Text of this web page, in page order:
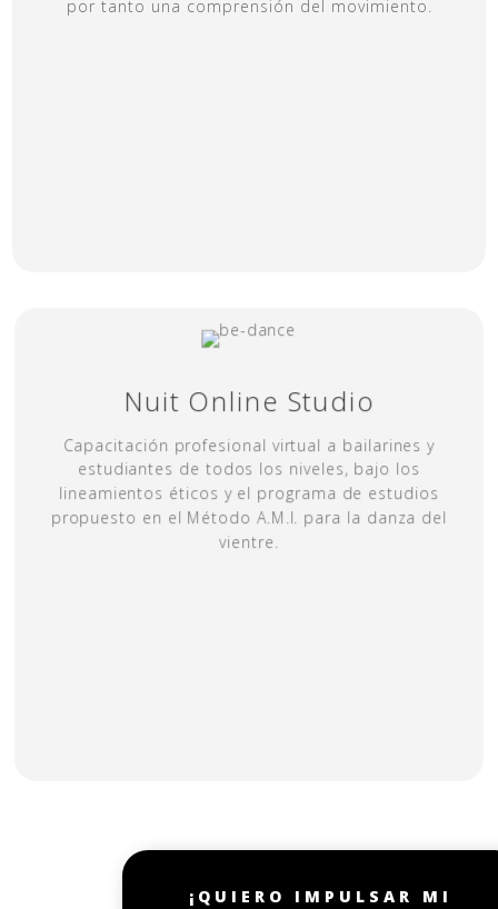
por tanto una comprensión del movimiento.
Nuit Online Studio
Capacitación profesional virtual a bailarines y
estudiantes de todos los niveles, bajo los
lineamientos éticos y el programa de estudios
propuesto en el Método A.M.I. para la danza del
vientre.
¡QUIERO IMPULSAR MI